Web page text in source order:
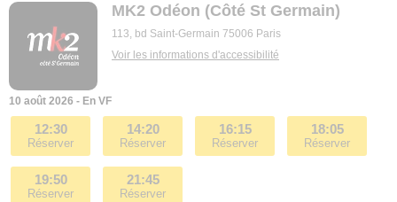
MK2 Odéon (Côté St Germain)
113, bd Saint-Germain 75006 Paris
Voir les informations d'accessibilité
10 août 2026 - En VF
12:30
Réserver
14:20
Réserver
16:15
Réserver
18:05
Réserver
19:50
Réserver
21:45
Réserver